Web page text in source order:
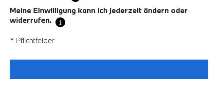
Meine Einwilligung kann ich jederzeit ändern oder
widerrufen.
* Pflichtfelder